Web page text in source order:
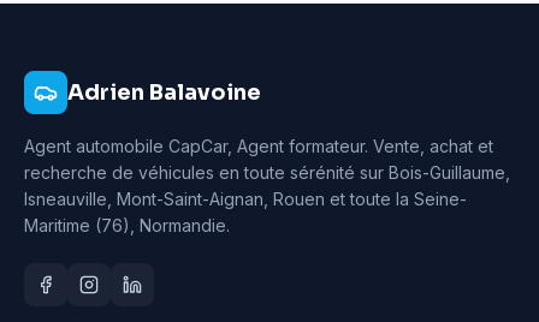
Adrien Balavoine
Agent automobile CapCar, Agent formateur. Vente, achat et
recherche de véhicules en toute sérénité sur Bois-Guillaume,
Isneauville, Mont-Saint-Aignan, Rouen et toute la Seine-
Maritime (76), Normandie.